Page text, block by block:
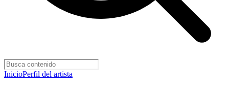
InicioPerfil del artista